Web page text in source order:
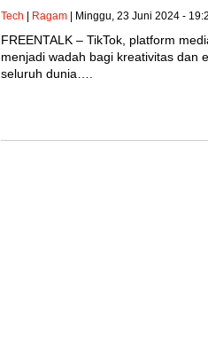
Tech Ragam | Minggu, 23 Juni 2024 -
FREENTALK – TikTok, platform
menjadi wadah bagi kreativitas dan
seluruh dunia….